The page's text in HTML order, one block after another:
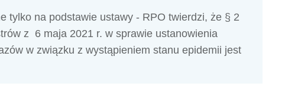
tylko na podstawie ustawy - RPO twierdzi, że § 2
z 6 maja 2021 r. w sprawie ustanowienia
w związku z wystąpieniem stanu epidemii jest